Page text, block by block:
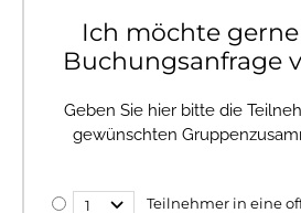
Ich möchte
Buchungsanfrage
Geben Sie hier bitte die
gewünschten
Teilnehmer in eine